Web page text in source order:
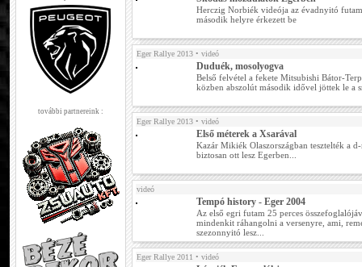
további partnereink :
Herczig Norbiék videója az évadnyitó
második helyre érkezett be
Eger Rallye 2013 • videó
Duduék, mosolyogva
Belső felvétel a fekete Mitsubishi Bátor-
közben abszolút második idővel jöttek le a
Eger Rallye 2013 • videó
Első méterek a Xsarával
Kazár Mikiék Olaszországban tesztelték a
biztosan ott lesz Egerben...
videó
Tempó history - Eger 2004
Az első egri futam 25 perces
mindenkit ráhangolni a versenyre, ami,
szezonnyitó lesz...
Eger Rallye 2011 • videó